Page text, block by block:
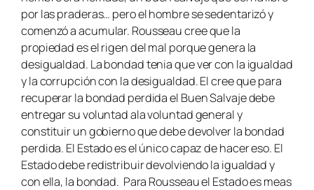
por las praderas… pero el hombre se sedentarizó y
comenzó a acumular. Rousseau cree que la
propiedad es el rigen del mal porque genera la
desigualdad. La bondad tenia que ver con la igualdad
y la corrupción con la desigualdad. El cree que para
recuperar la bondad perdida el Buen Salvaje debe
entregar su voluntad ala voluntad general y
constituir un gobierno que debe devolver la bondad
perdida. El Estado es el único capaz de hacer eso. El
Estado debe redistribuir devolviendo la igualdad y
con ella, la bondad. Para Rousseau el Estado es meas